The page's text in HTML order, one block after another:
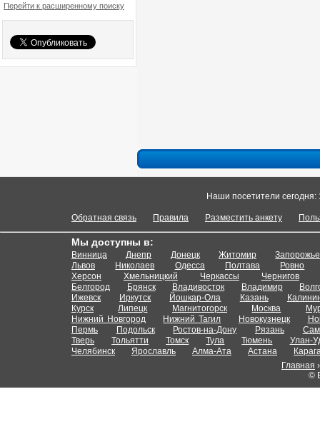
Перейти к расширенному поиску
Наши посетители сегодня:
Обратная связь Правила Разместить анкету
Мы доступны в:
Винница Днепр Донецк Житомир
Запорожье
Львов
Николаев Одесса Полтава
Ровно
Херсон
Хмельницкий Черкассы
Чернигов
Белгород
Брянск Владивосток Владимир
Ижевск
Иркутск Йошкар-Ола Казань
Курск
Липецк Магнитогорск Москва
Нижний Новгород
Нижний Тагил Новокузнецк
Пермь
Подольск Ростов-на-Дону Рязань
Тверь
Тольятти Томск Тула Тюмень
Улан-
Челябинск
Ярославль Алма-Ата Астана
Главная
©